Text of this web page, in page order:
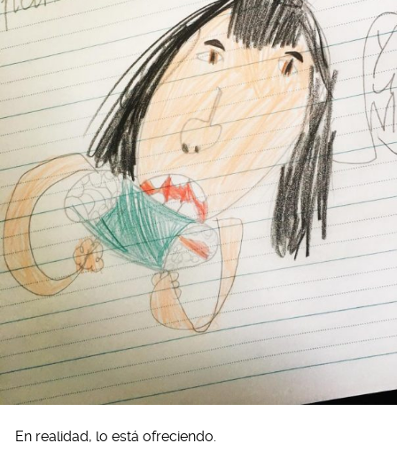
En realidad, lo está ofreciendo.